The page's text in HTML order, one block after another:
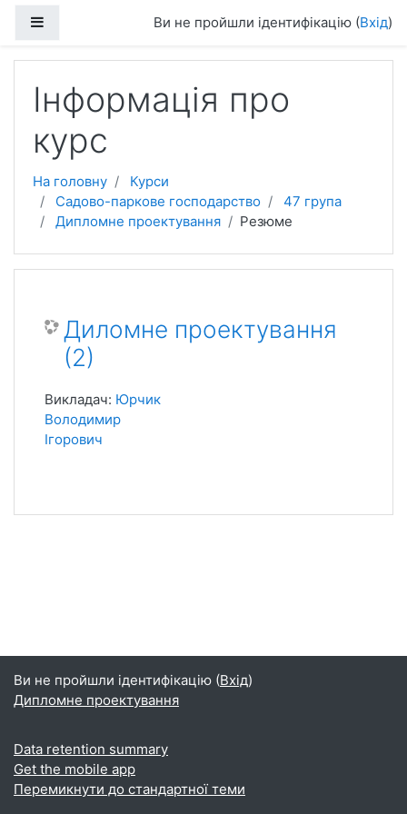
Ви не пройшли ідентифікацію (Вхід)
Інформація про
курс
На головну
Курси
Садово-паркове господарство
47 група
Дипломне проектування
Резюме
Диломне проектування
(2)
Викладач: Юрчик
Володимир
Ігорович
Ви не пройшли ідентифікацію (Вхід)
Дипломне проектування
Data retention summary
Get the mobile app
Перемикнути до стандартної теми